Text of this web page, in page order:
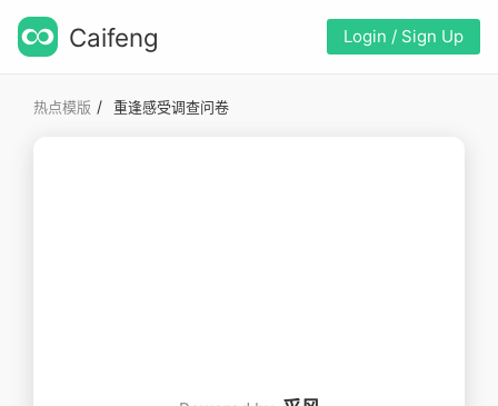
Caifeng Login / Sign Up
热点模版 / 重逢感受调查问卷